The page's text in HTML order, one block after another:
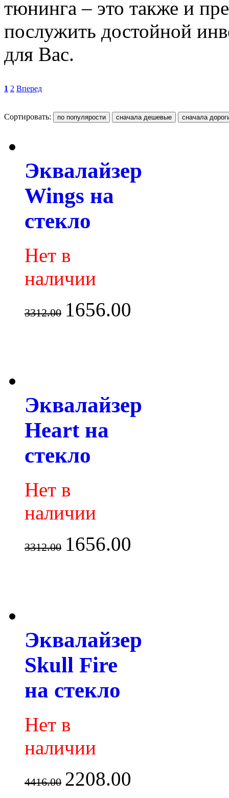
тюнинга – это также и
послужить достойной
для Вас.
1 2 Вперед
Сортировать:
Эквалайзер
Wings на
стекло
Нет в
наличии
3312.00 1656.00
Эквалайзер
Heart на
стекло
Нет в
наличии
3312.00 1656.00
Эквалайзер
Skull Fire
на стекло
Нет в
наличии
4416.00 2208.00